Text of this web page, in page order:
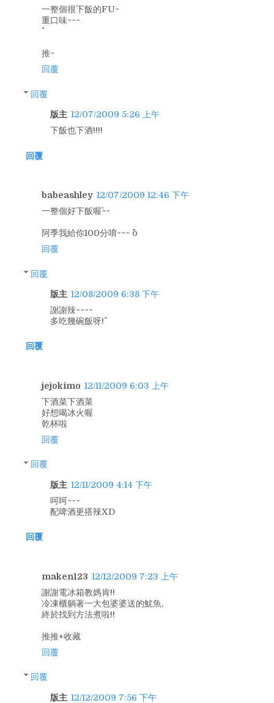
一整個很下飯的FU~
重口味~~~
推~
回覆
回覆
版主 12/07/2009 5:26 上午
下飯也下酒!!!!
回覆
babeashley 12/07/2009 12:46 下午
一整個好下飯喔`~~
阿季我給你100分唷~~~ ^o^
回覆
回覆
版主 12/08/2009 6:38 下午
謝謝辣~~~~
多吃幾碗飯呀!^^
回覆
jejokimo 12/11/2009 6:03 上午
下酒菜下酒菜
好想喝冰火喔
乾杯啦
回覆
回覆
版主 12/11/2009 4:14 下午
呵呵~~~
配啤酒更搭辣XD
回覆
maken123 12/12/2009 7:23 上午
謝謝電冰箱教媽肯!!
冷凍櫃躺著一大包婆婆送的魷魚,
終於找到方法煮啦!!
推推+收藏
回覆
回覆
版主 12/12/2009 7:56 下午